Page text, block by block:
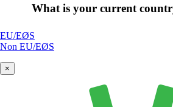
What is your current
EU/EØS
Non EU/EØS
×